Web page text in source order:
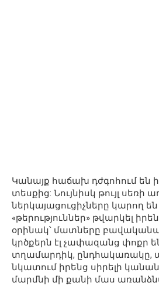
Կանայք հաճախ դժգոհում են
տեսքից: Նույնիսկ թույլ սեռի
ներկայացուցիչները կարող
«թերություններ» թվարկել
օրինակ՝ մատները
կրծքերն էլ չափազանց փոքր
տղամարդիկ, ընդհակառակը,
նկատում իրենց սիրելի
մարմնի մի քանի մաս